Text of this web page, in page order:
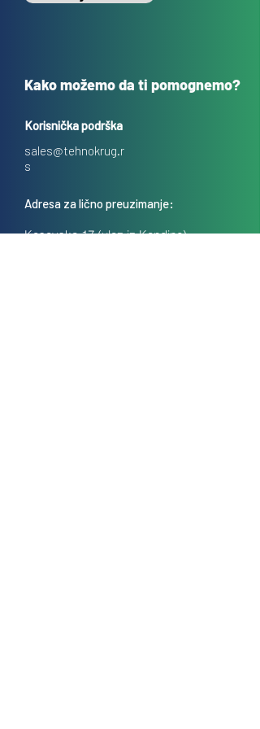
Kako možemo da ti pomognemo?
Korisnička podrška
sales@tehnokrug.r
s
Adresa za lično preuzimanje:
Kosovska 17 (ulaz iz Kondine),